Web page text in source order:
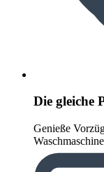
Die gleiche
Genieße